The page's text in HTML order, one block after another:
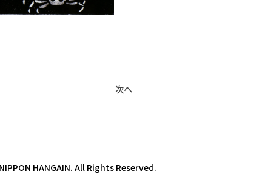
次へ
HANGAIN. All Rights Reserved.